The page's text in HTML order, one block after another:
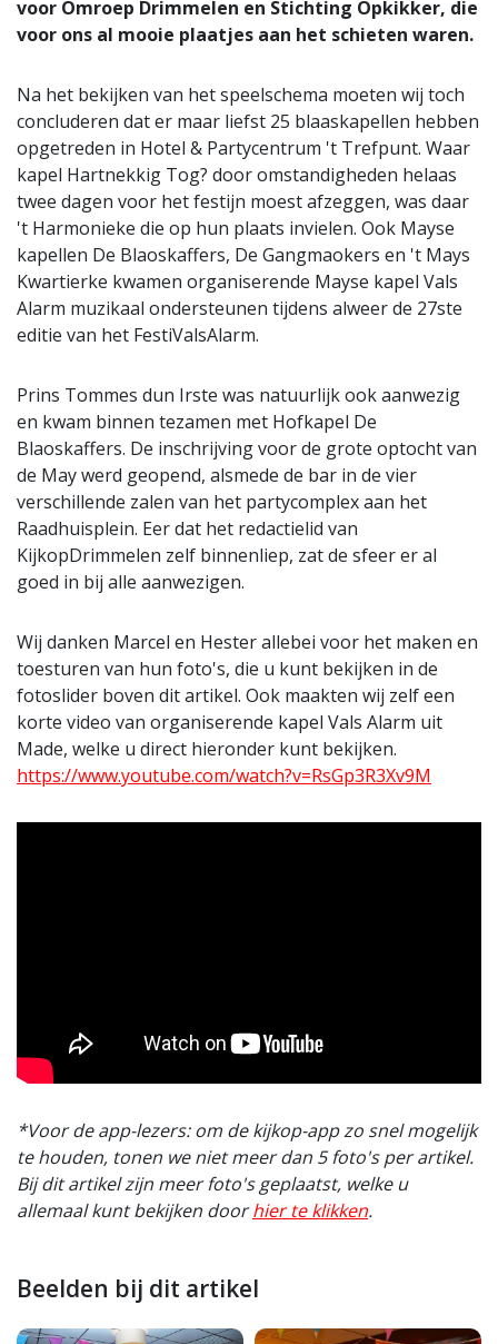
voor Omroep Drimmelen en Stichting Opkikker, die
voor ons al mooie plaatjes aan het schieten waren.
Na het bekijken van het speelschema moeten wij toch
concluderen dat er maar liefst 25 blaaskapellen hebben
opgetreden in Hotel & Partycentrum 't Trefpunt. Waar
kapel Hartnekkig Tog? door omstandigheden helaas
twee dagen voor het festijn moest afzeggen, was daar
't Harmonieke die op hun plaats invielen. Ook Mayse
kapellen De Blaoskaffers, De Gangmaokers en 't Mays
Kwartierke kwamen organiserende Mayse kapel Vals
Alarm muzikaal ondersteunen tijdens alweer de 27ste
editie van het FestiValsAlarm.
Prins Tommes dun Irste was natuurlijk ook aanwezig
en kwam binnen tezamen met Hofkapel De
Blaoskaffers. De inschrijving voor de grote optocht van
de May werd geopend, alsmede de bar in de vier
verschillende zalen van het partycomplex aan het
Raadhuisplein. Eer dat het redactielid van
KijkopDrimmelen zelf binnenliep, zat de sfeer er al
goed in bij alle aanwezigen.
Wij danken Marcel en Hester allebei voor het maken en
toesturen van hun foto's, die u kunt bekijken in de
fotoslider boven dit artikel. Ook maakten wij zelf een
korte video van organiserende kapel Vals Alarm uit
Made, welke u direct hieronder kunt bekijken.
https://www.youtube.com/watch?v=RsGp3R3Xv9M
*Voor de app-lezers: om de kijkop-app zo snel mogelijk
te houden, tonen we niet meer dan 5 foto's per artikel.
Bij dit artikel zijn meer foto's geplaatst, welke u
allemaal kunt bekijken doorhier te klikken.
Beelden bij dit artikel